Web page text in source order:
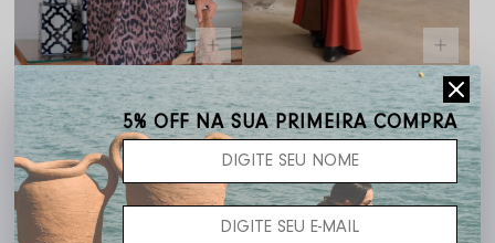
Vestido Moletinho Animal Print
R$ 574,00R$ 172,20
Vestido Manuela
R$ 699,00
5% OFF NA SUA PRIMEIRA COMPRA